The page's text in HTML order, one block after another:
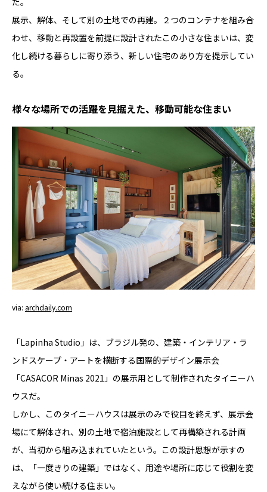
展示、解体、そして別の土地での再建。 ２つのコンテナを組み合
わせ、移動と再設置を前提に設計されたこの小さな住まいは、変
化し続ける暮らしに寄り添う、新しい住宅のあり方を提示してい
る。
様々な場所での活躍を見据えた、移動可能な住まい
via: archdaily.com
「Lapinha Studio」は、ブラジル発の、建築・インテリア・ラ
ンドスケープ・アートを横断する国際的デザイン展示会
「CASACOR Minas 2021」の展示用として制作されたタイニーハ
ウスだ。
しかし、このタイニーハウスは展示のみで役目を終えず、展示会
場にて解体され、別の土地で宿泊施設として再構築される計画
が、当初から組み込まれていたという。 この設計思想が示すの
は、「一度きりの建築」ではなく、用途や場所に応じて役割を変
えながら使い続ける住まい。